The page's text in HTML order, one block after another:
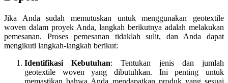
Jika Anda sudah memutuskan untuk menggunakan geotextile
woven dalam proyek Anda, langkah berikutnya adalah melakukan
pemesanan. Proses pemesanan tidaklah sulit, dan Anda dapat
mengikuti langkah-langkah berikut:
Identifikasi Kebutuhan: Tentukan jenis dan jumlah
geotextile woven yang dibutuhkan. Ini penting untuk
memastikan bahwa Anda mendapatkan produk yang sesuai